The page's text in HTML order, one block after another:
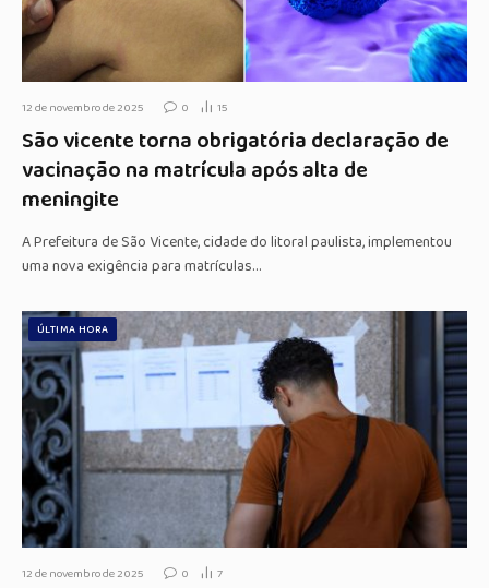
12 de novembro de 2025 0 15
São vicente torna obrigatória declaração de
vacinação na matrícula após alta de
meningite
A Prefeitura de São Vicente, cidade do litoral paulista, implementou
uma nova exigência para matrículas…
ÚLTIMA HORA
12 de novembro de 2025 0 7